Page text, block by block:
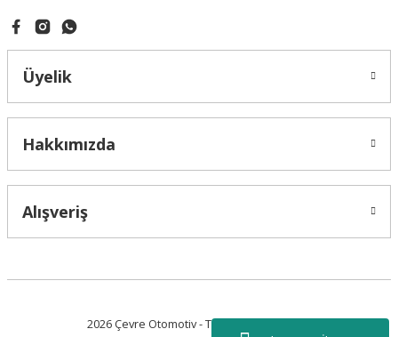
Üyelik
Hakkımızda
Alışveriş
2026 Çevre Otomotiv - Tüm Hakları Saklıdır.